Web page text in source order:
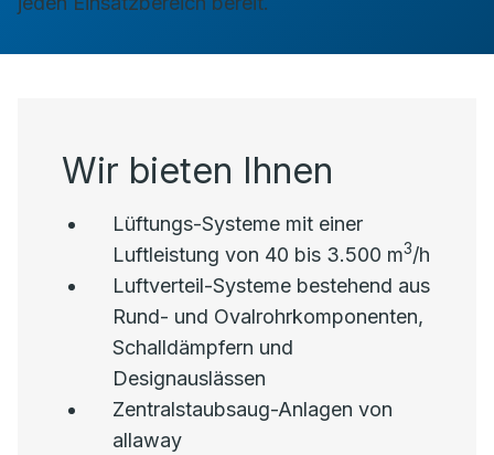
Wir bieten Ihnen
Lüftungs-Systeme mit einer
Luftleistung von 40 bis 3.500 m3/h
Luftverteil-Systeme bestehend aus
Rund- und Ovalrohrkomponenten,
Schalldämpfern und
Designauslässen
Zentralstaubsaug-Anlagen von
allaway